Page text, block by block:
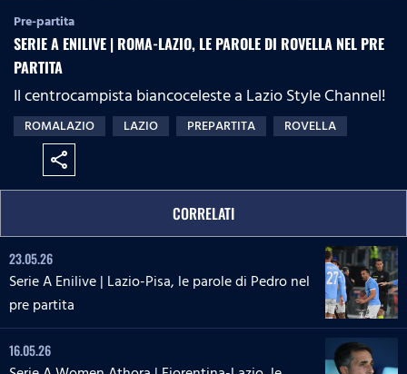
Pre-partita
SERIE A ENILIVE | ROMA-LAZIO, LE PAROLE DI ROVELLA NEL PRE
PARTITA
Il centrocampista biancoceleste a Lazio Style Channel!
ROMALAZIO LAZIO PREPARTITA ROVELLA
share
CORRELATI
23.05.26
Serie A Enilive | Lazio-Pisa, le parole di Pedro nel
pre partita
16.05.26